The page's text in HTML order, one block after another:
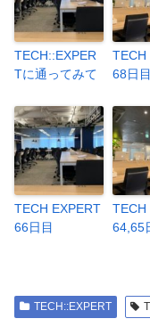
TECH::EXPER
Tに通ってみて
TECH
68日目
TECH EXPERT
66日目
TECH
64,65
TECH::EXPERT